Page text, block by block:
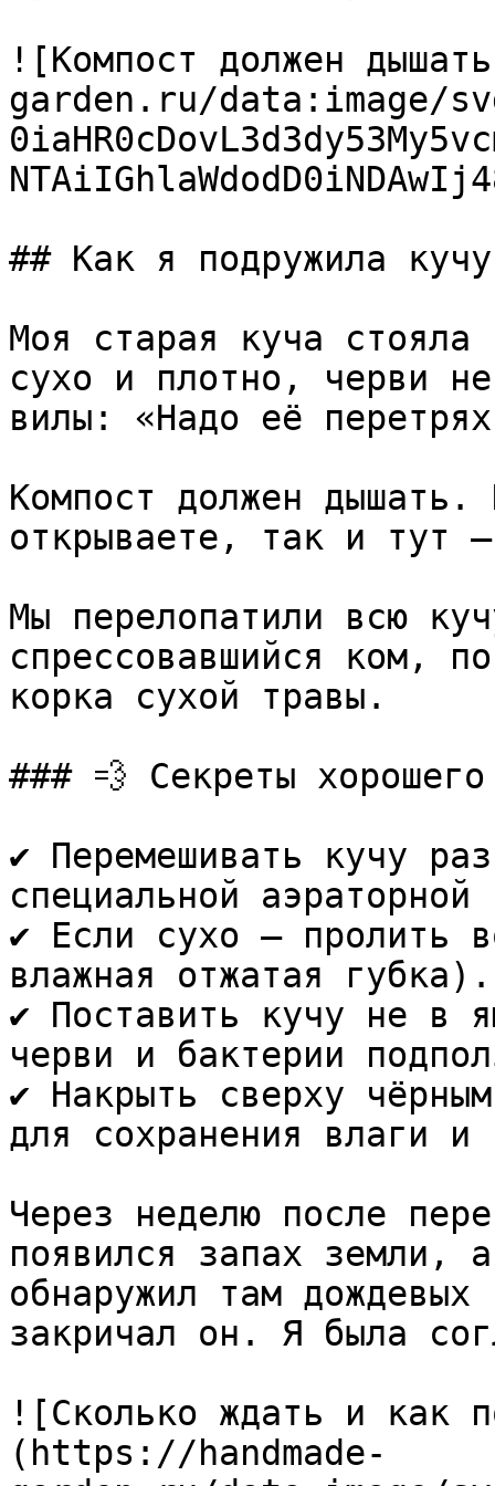
![Компост должен
garden.ru/data:image/
## Как я подружила
Моя старая куча
сухо и плотно, черви
вилы: «Надо её
Компост должен
открываете, так и тут
Мы перелопатили всю
спрессовавшийся ком,
корка сухой травы.
### 💨 Секреты
✔️ Перемешивать кучу
специальной
✔️ Если сухо — пролить
влажная отжатая
✔️ Поставить кучу не в
черви и бактерии
✔️ Накрыть сверху
для сохранения влаги и
Через неделю после
появился запах земли,
обнаружил там
закричал он. Я была
![Сколько ждать и как
(https://handmade-